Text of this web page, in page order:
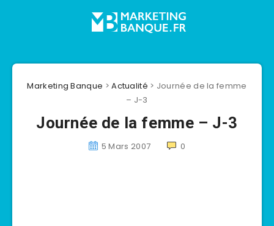
Marketing Banque >Actualité > Journée de la femme
– J-3
Journée de la femme – J-3
5 Mars 2007 0